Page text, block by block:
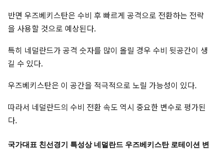
반면 우즈베키스탄은 수비 후 빠르게 공격으로 전환하는 전략
을 사용할 것으로 예상된다.
특히 네덜란드가 공격 숫자를 많이 올릴 경우 수비 뒷공간이 생
길 수 있다.
우즈베키스탄은 이 공간을 적극적으로 노릴 가능성이 있다.
따라서 네덜란드의 수비 전환 속도 역시 중요한 변수로 평가된
다.
국가대표 친선경기 특성상 네덜란드 우즈베키스탄 로테이션 변